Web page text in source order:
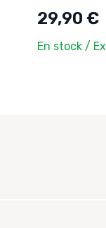
29,90 €
En stock /